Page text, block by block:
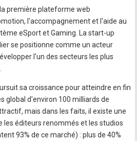
première plateforme web
l'accompagnement et l'aide au
eSport et Gaming. La start-up
se positionne comme un acteur
l'un des secteurs les plus
sa croissance pour atteindre en fin
global d'environ 100 milliards de
mais dans les faits, il existe une
les éditeurs renommés et les studios
93% de ce marché) : plus de 40%